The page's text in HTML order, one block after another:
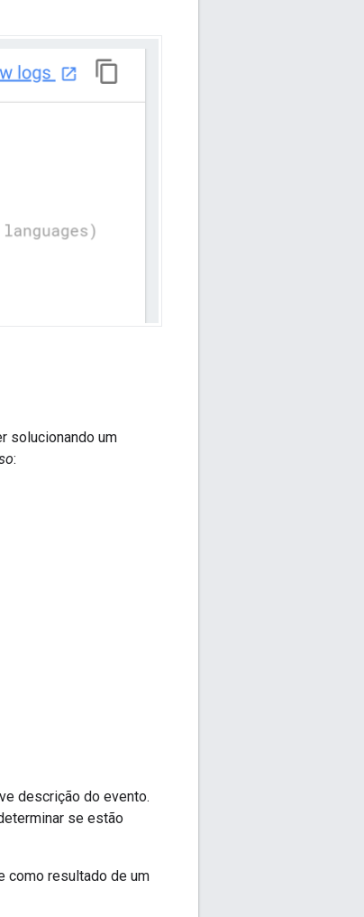
solucionando um
:
descrição do evento.
se estão
como resultado de um